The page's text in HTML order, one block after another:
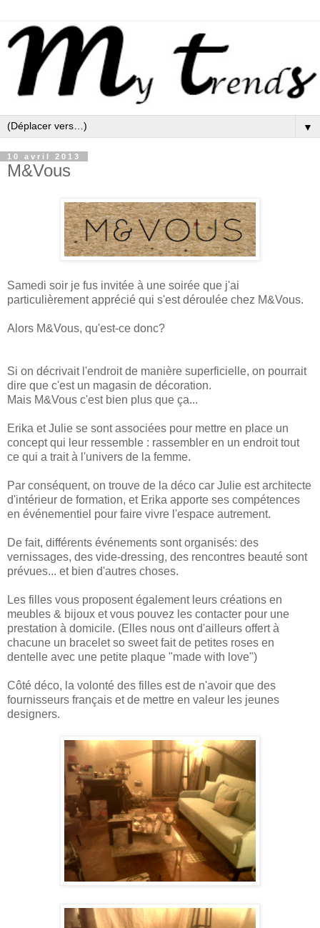
▼
10 avril 2013
M&Vous
Samedi soir je fus invitée à une soirée que j'ai
particulièrement apprécié qui s'est déroulée chez M&Vous.
Alors M&Vous, qu'est-ce donc?
Si on décrivait l'endroit de manière superficielle, on pourrait
dire que c'est un magasin de décoration.
Mais M&Vous c'est bien plus que ça...
Erika et Julie se sont associées pour mettre en place un
concept qui leur ressemble : rassembler en un endroit tout
ce qui a trait à l'univers de la femme.
Par conséquent, on trouve de la déco car Julie est architecte
d'intérieur de formation, et Erika apporte ses compétences
en événementiel pour faire vivre l'espace autrement.
De fait, différents événements sont organisés: des
vernissages, des vide-dressing, des rencontres beauté sont
prévues... et bien d'autres choses.
Les filles vous proposent également leurs créations en
meubles & bijoux et vous pouvez les contacter pour une
prestation à domicile. (Elles nous ont d'ailleurs offert à
chacune un bracelet so sweet fait de petites roses en
dentelle avec une petite plaque "made with love")
Côté déco, la volonté des filles est de n'avoir que des
fournisseurs français et de mettre en valeur les jeunes
designers.